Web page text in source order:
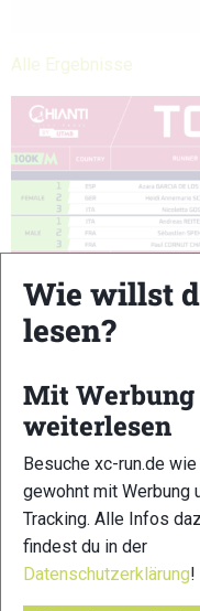
Alle Ergebnisse
Wie willst
lesen?
Mit Werbung
weiterlesen
Besuche xc-run.de wie
gewohnt mit Werbung
Tracking. Alle Infos
findest du in der
Datenschutzerklärung!